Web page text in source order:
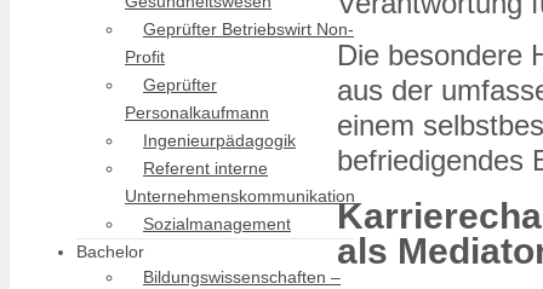
Die besondere
aus der
einem
befriedigendes
als
Geprüfter Betriebswirt Non-
Profit
Geprüfter
Personalkaufmann
Ingenieurpädagogik
Referent interne
Unternehmenskommunikation
Sozialmanagement
Bachelor
Bildungswissenschaften –